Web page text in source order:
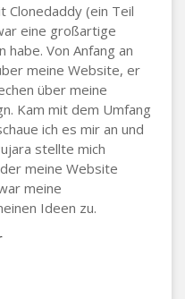
Clonedaddy (ein Teil
eine großartige
Von Anfang an
meine Website, er
über meine
Kam mit dem Umfang
ich es mir an und
stellte mich
meine Website
meine
Ideen zu.